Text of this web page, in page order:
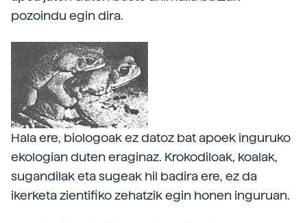
pozoindu egin dira.
Hala ere, biologoak ez datoz bat apoek inguruko
ekologian duten eraginaz. Krokodiloak, koalak,
sugandilak eta sugeak hil badira ere, ez da
ikerketa zientifiko zehatzik egin honen inguruan.